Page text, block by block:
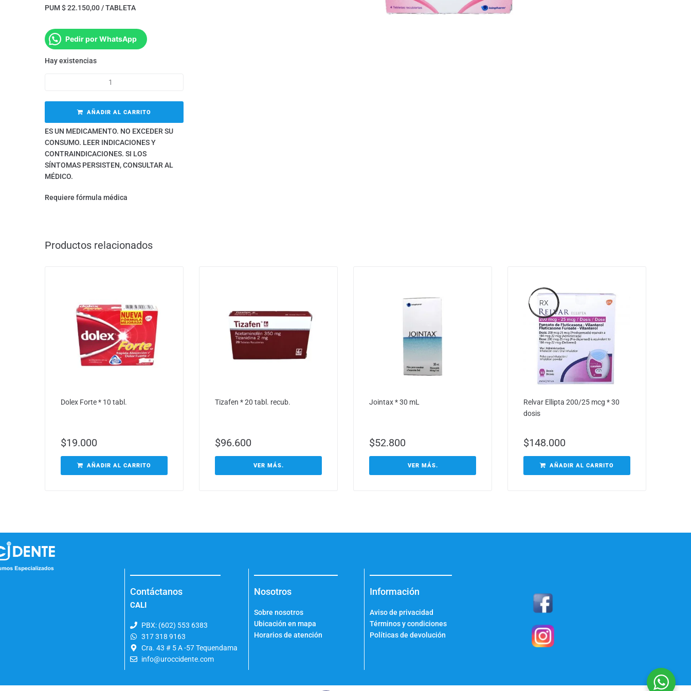
PUM $ 22.150,00 / TABLETA
Pedir por WhatsApp
Hay existencias
AÑADIR AL CARRITO
ES UN MEDICAMENTO. NO EXCEDER SU
CONSUMO. LEER INDICACIONES Y
CONTRAINDICACIONES. SI LOS
SÍNTOMAS PERSISTEN, CONSULTAR AL
MÉDICO.
Requiere fórmula médica
Productos relacionados
Dolex Forte * 10 tabl.
$19.000
AÑADIR AL CARRITO
Tizafen * 20 tabl. recub.
$96.600
VER MÁS.
Jointax * 30 mL
$52.800
VER MÁS.
RX
Relvar Ellipta 200/25 mcg * 30
dosis
$148.000
AÑADIR AL CARRITO
Contáctanos
CALI
PBX: (602) 553 6383
317 318 9163
Cra. 43 # 5 A -57 Tequendama
info@uroccidente.com
Nosotros
Sobre nosotros
Ubicación en mapa
Horarios de atención
Información
Aviso de privacidad
Términos y condiciones
Políticas de devolución